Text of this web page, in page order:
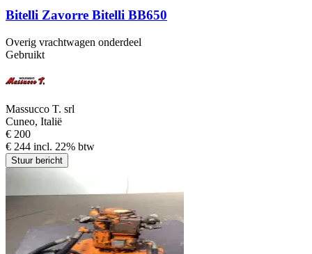
Bitelli Zavorre Bitelli BB650
Overig vrachtwagen onderdeel
Gebruikt
Massucco T. srl
Cuneo, Italië
€ 200
€ 244 incl. 22% btw
Stuur bericht